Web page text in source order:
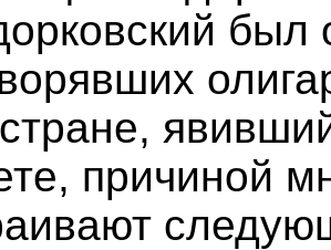
был
причиной